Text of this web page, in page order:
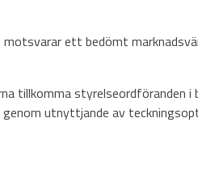
ett bedömt
styrelseordföranden i
utnyttjande av